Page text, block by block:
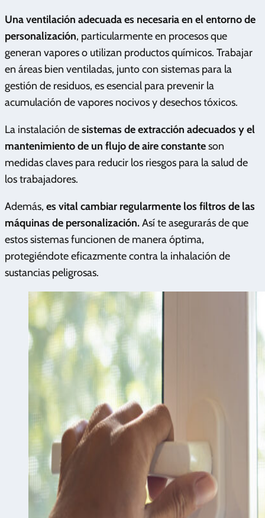
Una ventilación adecuada es necesaria en el entorno de
personalización, particularmente en procesos que
generan vapores o utilizan productos químicos. Trabajar
en áreas bien ventiladas, junto con sistemas para la
gestión de residuos, es esencial para prevenir la
acumulación de vapores nocivos y desechos tóxicos.
La instalación desistemas de extracción adecuados y el
mantenimiento de un flujo de aire constanteson
medidas claves para reducir los riesgos para la salud de
los trabajadores.
Además, es vital cambiar regularmente los filtros de las
máquinas de personalización.Así te asegurarás de que
estos sistemas funcionen de manera óptima,
protegiéndote eficazmente contra la inhalación de
sustancias peligrosas.